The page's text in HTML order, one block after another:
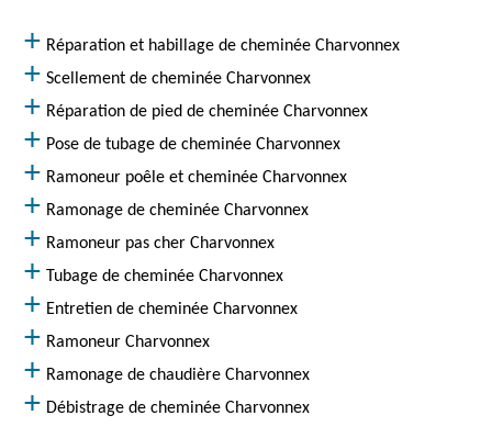
Réparation et habillage de cheminée Charvonnex
Scellement de cheminée Charvonnex
Réparation de pied de cheminée Charvonnex
Pose de tubage de cheminée Charvonnex
Ramoneur poêle et cheminée Charvonnex
Ramonage de cheminée Charvonnex
Ramoneur pas cher Charvonnex
Tubage de cheminée Charvonnex
Entretien de cheminée Charvonnex
Ramoneur Charvonnex
Ramonage de chaudière Charvonnex
Débistrage de cheminée Charvonnex